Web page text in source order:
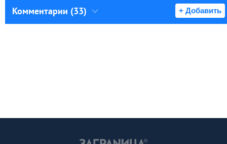
Комментарии (33) + Добавить